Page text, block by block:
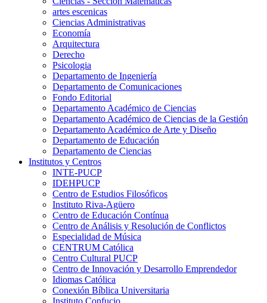
artes escenicas
Ciencias Administrativas
Economía
Arquitectura
Derecho
Psicologia
Departamento de Ingeniería
Departamento de Comunicaciones
Fondo Editorial
Departamento Académico de Ciencias
Departamento Académico de Ciencias de la Gestión
Departamento Académico de Arte y Diseño
Departamento de Educación
Departamento de Ciencias
Institutos y Centros
INTE-PUCP
IDEHPUCP
Centro de Estudios Filosóficos
Instituto Riva-Agüero
Centro de Educación Contínua
Centro de Análisis y Resolución de Conflictos
Especialidad de Música
CENTRUM Católica
Centro Cultural PUCP
Centro de Innovación y Desarrollo Emprendedor
Idiomas Católica
Conexión Bíblica Universitaria
Instituto Confucio